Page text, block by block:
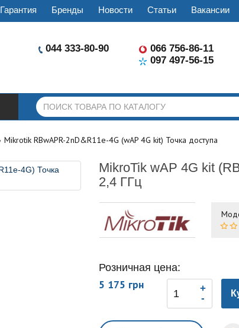
Гарантия Бренды Новости Статьи Вакансии
044 333-80-90
066 756-86-11
097 497-56-15
Mikrotik RBwAPR-2nD&R11e-4G (wAP 4G kit) Точка доступа
MikroTik wAP 4G kit
2,4 ГГц
Розничная цена:
5 175 грн